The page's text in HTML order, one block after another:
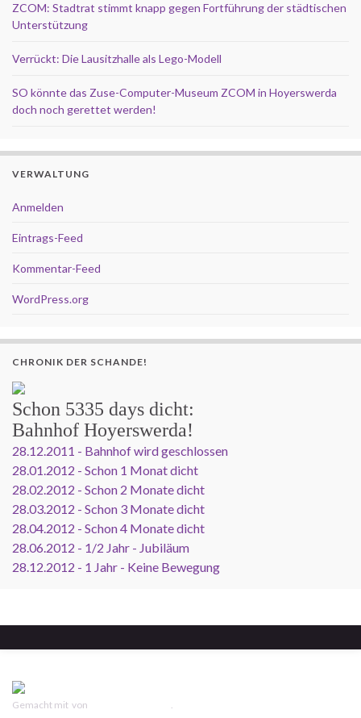
ZCOM: Stadtrat stimmt knapp gegen Fortführung der städtischen
Unterstützung
Verrückt: Die Lausitzhalle als Lego-Modell
SO könnte das Zuse-Computer-Museum ZCOM in Hoyerswerda
doch noch gerettet werden!
VERWALTUNG
Anmelden
Eintrags-Feed
Kommentar-Feed
WordPress.org
CHRONIK DER SCHANDE!
Schon 5335 days dicht:
Bahnhof Hoyerswerda!
28.12.2011 - Bahnhof wird geschlossen
28.01.2012 - Schon 1 Monat dicht
28.02.2012 - Schon 2 Monate dicht
28.03.2012 - Schon 3 Monate dicht
28.04.2012 - Schon 4 Monate dicht
28.06.2012 - 1/2 Jahr - Jubiläum
28.12.2012 - 1 Jahr - Keine Bewegung
Gemacht mit von .